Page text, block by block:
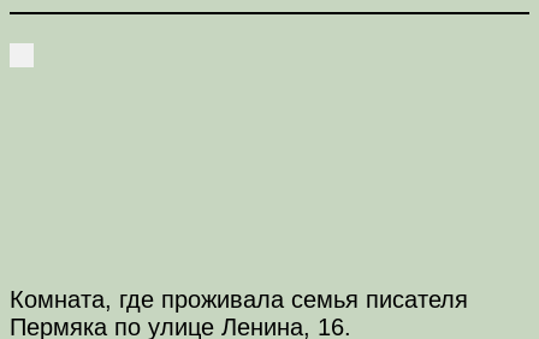
Комната, где проживала семья писателя
Пермяка по улице Ленина, 16.